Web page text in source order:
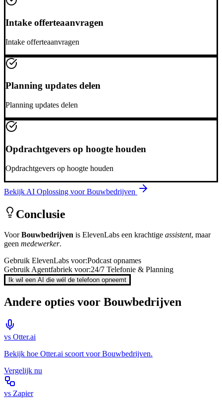
Intake offerteaanvragen
Intake offerteaanvragen
Planning updates delen
Planning updates delen
Opdrachtgevers op hoogte houden
Opdrachtgevers op hoogte houden
Bekijk AI Oplossing voorBouwbedrijven
Conclusie
VoorBouwbedrijven is ElevenLabs een krachtige assistent, maar
geen medewerker.
Gebruik ElevenLabs voor:Podcast opnames
Gebruik Agentfabriek voor:24/7 Telefonie & Planning
Ik wil een AI die wél de telefoon opneemt
Andere opties voor Bouwbedrijven
vs Otter.ai
Bekijk hoe Otter.ai scoort voorBouwbedrijven.
Vergelijk nu
vs Zapier